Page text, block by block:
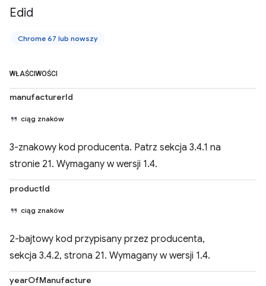
Edid
Chrome 67 lub nowszy
WŁAŚCIWOŚCI
manufacturerId
ciąg znaków
3-znakowy kod producenta. Patrz sekcja 3.4.1 na
stronie 21. Wymagany w wersji 1.4.
productId
ciąg znaków
2-bajtowy kod przypisany przez producenta,
sekcja 3.4.2, strona 21. Wymagany w wersji 1.4.
yearOfManufacture